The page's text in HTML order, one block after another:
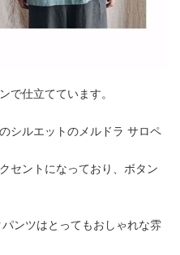
で仕立てています。
シルエットのメルドラ サロペ
セントになっており、ボタン
ンツはとってもおしゃれな雰